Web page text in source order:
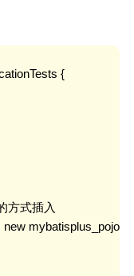
{
方式插入
mybatisplus_pojo();